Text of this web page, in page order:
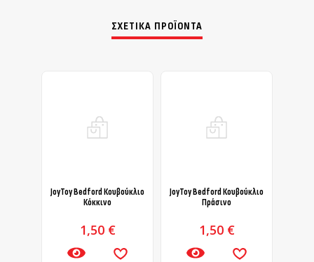
ΣΧΕΤΙΚΆ ΠΡΟΪΌΝΤΑ
JoyToy Bedford Κουβούκλιο
Κόκκινο
1,50 €
JoyToy Bedford Κουβούκλιο
Πράσινο
1,50 €